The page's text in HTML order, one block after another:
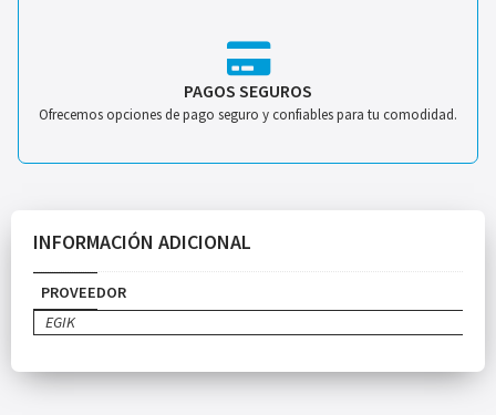
PAGOS SEGUROS
Ofrecemos opciones de pago seguro y confiables para tu comodidad.
INFORMACIÓN ADICIONAL
PROVEEDOR
EGIK